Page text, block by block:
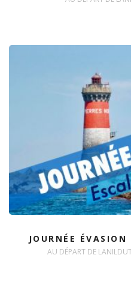
JOURNÉE
AU DÉPART DE